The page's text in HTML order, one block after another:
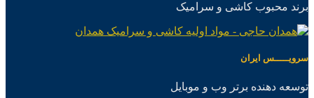
برند محبوب کاشی و سرامیک
سرویـــــس ایران
توسعه دهنده برتر وب و موبایل